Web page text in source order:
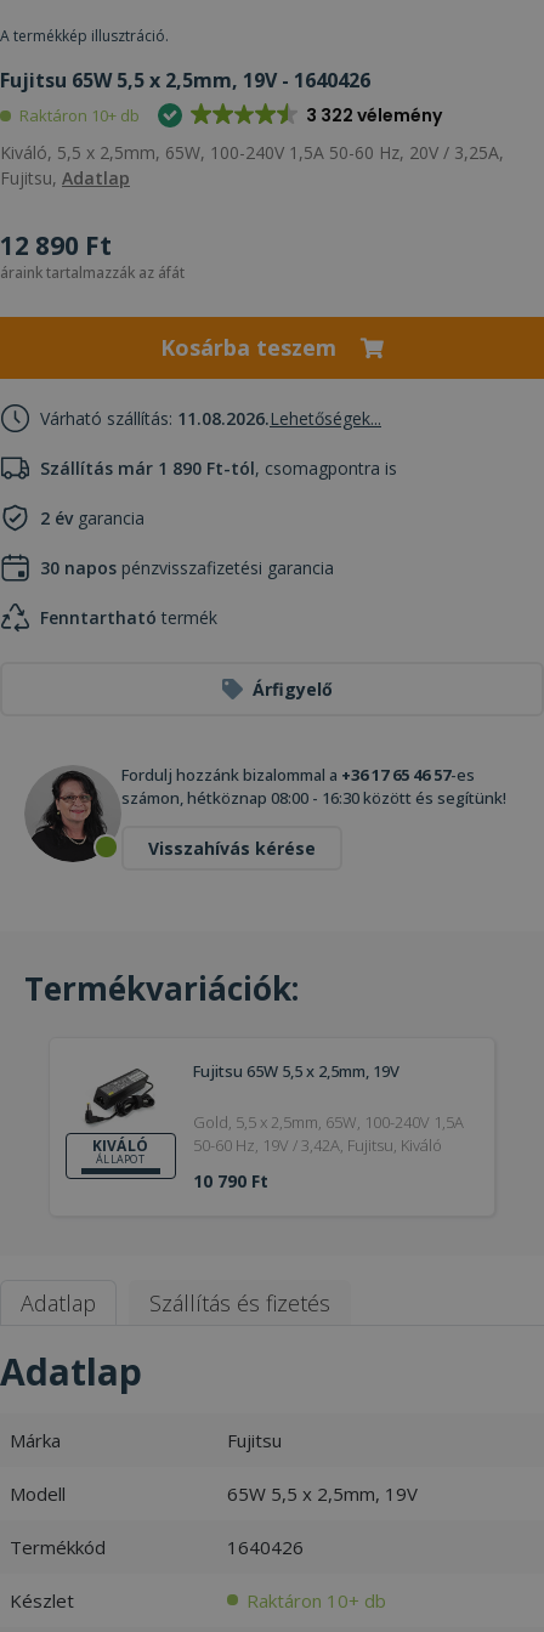
A termékkép illusztráció.
Fujitsu 65W 5,5 x 2,5mm, 19V - 1640426
Raktáron 10+ db 3 322 vélemény
Kiváló, 5,5 x 2,5mm, 65W, 100-240V 1,5A 50-60 Hz, 20V / 3,25A,
Fujitsu, Adatlap
12 890 Ft
áraink tartalmazzák az áfát
Kosárba teszem
Várható szállítás: 11.08.2026.Lehetőségek...
Szállítás már 1 890 Ft-tól, csomagpontra is
2 évgarancia
30 napos pénzvisszafizetési garancia
Fenntartható termék
Árfigyelő
Fordulj hozzánk bizalommal a +36 17 65 46 57-es
számon, hétköznap 08:00 - 16:30 között és segítünk!
Visszahívás kérése
Termékvariációk:
KIVÁLÓ
ÁLLAPOT
Fujitsu 65W 5,5 x 2,5mm, 19V
Gold, 5,5 x 2,5mm, 65W, 100-240V 1,5A
50-60 Hz, 19V / 3,42A, Fujitsu, Kiváló
10 790 Ft
Adatlap Szállítás és fizetés
Adatlap
Márka Fujitsu
Modell 65W 5,5 x 2,5mm, 19V
Termékkód 1640426
Készlet Raktáron 10+ db